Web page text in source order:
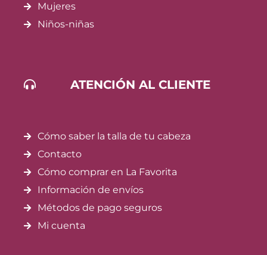
Mujeres
Niños-niñas
ATENCIÓN AL CLIENTE
Cómo saber la talla de tu cabeza
Contacto
Cómo comprar en La Favorita
Información de envíos
Métodos de pago seguros
Mi cuenta